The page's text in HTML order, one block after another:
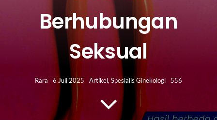
Berhubungan
Seksual
Rara 6 Juli 2025 Artikel,Spesialis Ginekologi 556